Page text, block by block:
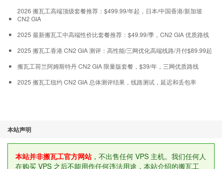
2026 搬瓦工高端顶级套餐推荐：$499.99/年起，日本/中国香港/新加坡
CN2 GIA
2025 最新搬瓦工中高端性价比套餐推荐：$49.99/季，CN2 GIA 优质路线
2025 搬瓦工香港 CN2 GIA 测评：高性能/三网优化高端线路/月付$89.99起
搬瓦工荷兰阿姆斯特丹 CN2 GIA 限量版套餐，$39/年，三网优质路线
2025 搬瓦工纽约 CN2 GIA 总体测评结果，线路测试，延迟和丢包率
本站声明
本站并非搬瓦工官方网站，不出售任何 VPS 主机。我们任何人
在购买 VPS 之后不能用作任何违法用途，本站介绍的搬瓦工